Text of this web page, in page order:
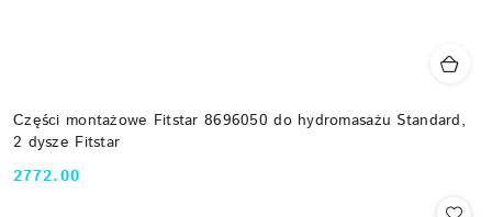
Części montażowe Fitstar 8696050 do hydromasażu Standard,
2 dysze Fitstar
Cena:
2772.00